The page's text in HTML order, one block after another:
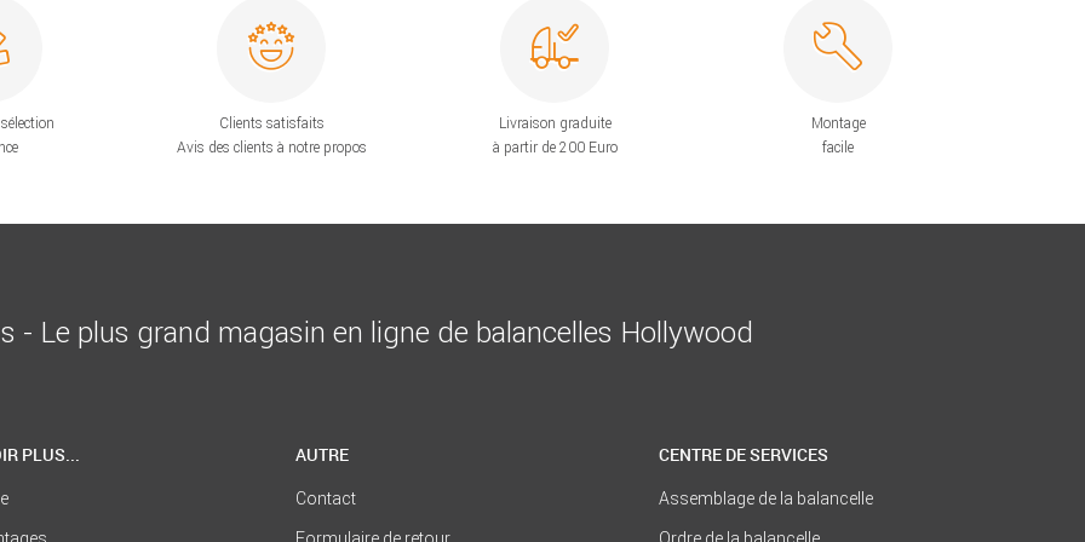
Clients satisfaits
Avis des clients à notre propos
Livraison graduite
à partir de 200 Euro
Montage
facile
- Le plus grand magasin en ligne de balancelles Hollywood
PLUS... AUTRE
Contact
CENTRE DE SERVICES
Assemblage de la balancelle